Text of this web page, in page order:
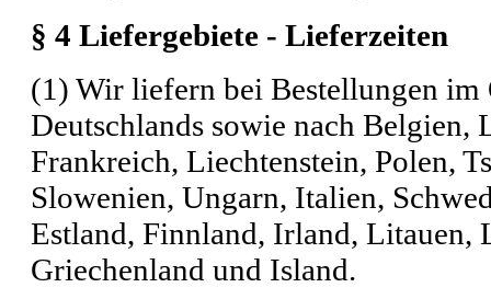
§ 4 Liefergebiete - Lieferzeiten
(1) Wir liefern bei Bestellungen
Deutschlands sowie nach
Frankreich, Liechtenstein, Polen,
Slowenien, Ungarn, Italien,
Estland, Finnland, Irland, Litauen,
Griechenland und Island.